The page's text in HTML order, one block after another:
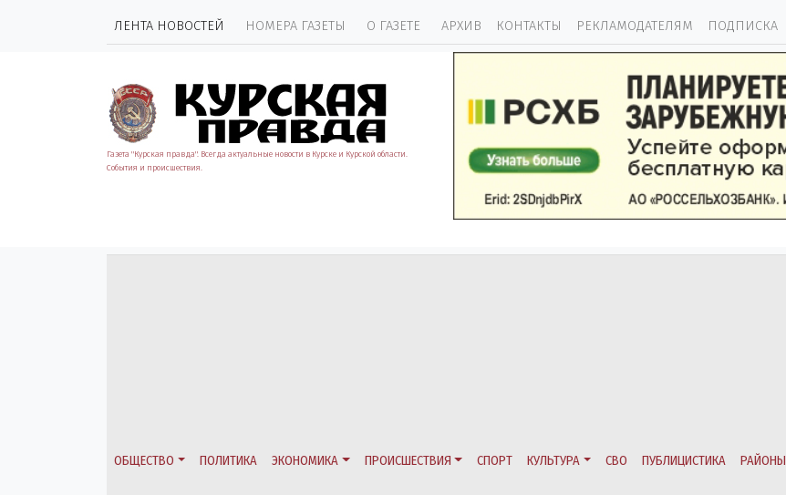
ЛЕНТА НОВОСТЕЙ НОМЕРА ГАЗЕТЫ О ГАЗЕТЕ АРХИВ КОНТАКТЫ РЕКЛАМОДАТЕЛЯМ ПОДПИСКА
Газета "Курская правда". Всегда актуальные новости в Курске и Курской области.
События и происшествия.
ОБЩЕСТВО ПОЛИТИКА ЭКОНОМИКА ПРОИСШЕСТВИЯ СПОРТ КУЛЬТУРА СВО ПУБЛИЦИСТИКА РАЙОНЫ